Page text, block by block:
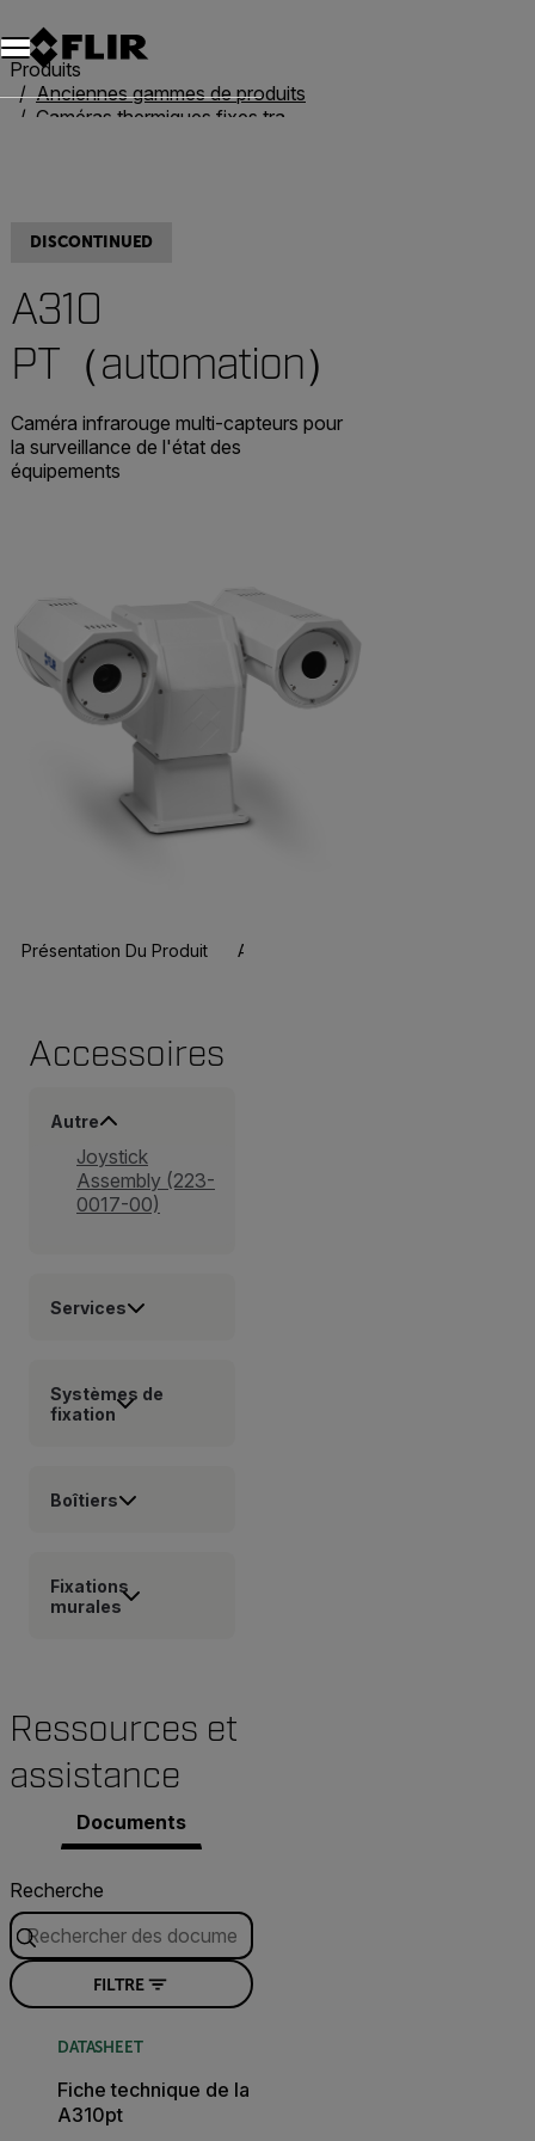
Unread messages
Modèle
Supprimer
articles
article
Ajouter au panier
Ajouté au panier
Produits
Anciennes gammes de produits
Caméras thermiques fixes traditionnelles
DISCONTINUED
A310
PT（automation）
Caméra infrarouge multi-capteurs pour
la surveillance de l'état des
équipements
Présentation Du Produit Accessoires
Accessoires
Autre
Joystick
Assembly (223-
0017-00)
Services
Systèmes de
fixation
Boîtiers
Fixations
murales
Ressources et
assistance
Documents
Recherche
FILTRE
DATASHEET
Fiche technique de la
A310pt